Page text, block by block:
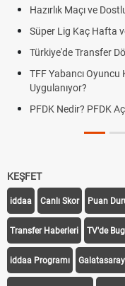
Hazırlık Maçı ve
Süper Lig Kaç Hafta ve
Türkiye'de Transfer
TFF Yabancı Oyuncu
Uygulanıyor?
PFDK Nedir? PFDK
KEŞFET
iddaa Canlı Skor Puan
Transfer Haberleri TV'de
iddaa Programı Galatasaray